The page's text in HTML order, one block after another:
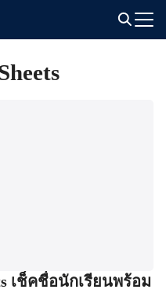
เช็คชื่อนักเรียนพร้อม